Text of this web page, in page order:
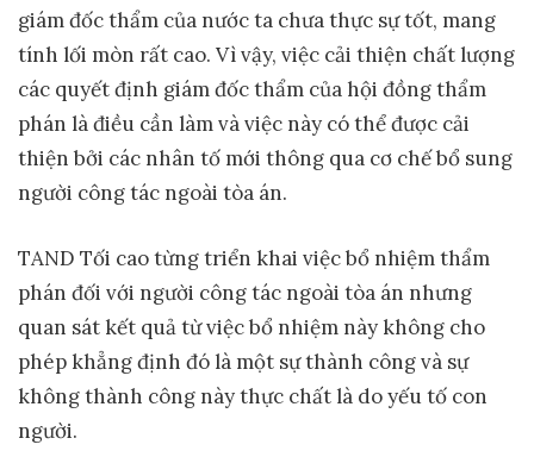
giám đốc thẩm của nước ta chưa thực sự tốt, mang
tính lối mòn rất cao. Vì vậy, việc cải thiện chất lượng
các quyết định giám đốc thẩm của hội đồng thẩm
phán là điều cần làm và việc này có thể được cải
thiện bởi các nhân tố mới thông qua cơ chế bổ sung
người công tác ngoài tòa án.
TAND Tối cao từng triển khai việc bổ nhiệm thẩm
phán đối với người công tác ngoài tòa án nhưng
quan sát kết quả từ việc bổ nhiệm này không cho
phép khẳng định đó là một sự thành công và sự
không thành công này thực chất là do yếu tố con
người.